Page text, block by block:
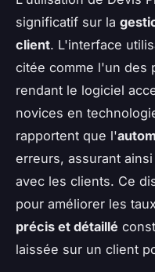
significatif sur la
client. L'interface
citée comme l'un des
rendant le logiciel
novices en
rapportent que l'
erreurs, assurant
avec les clients. Ce
pour améliorer les
précis et détaillé
laissée sur un client